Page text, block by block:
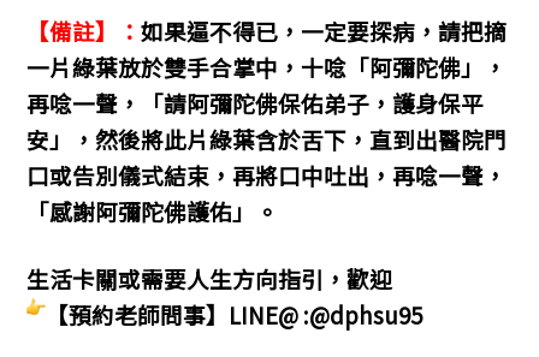
【備註】：如果逼不得已，一定要探病，請把摘
一片綠葉放於雙手合掌中，十唸「阿彌陀佛」，
再唸一聲，「請阿彌陀佛保佑弟子，護身保平
安」，然後將此片綠葉含於舌下，直到出醫院門
口或告別儀式結束，再將口中吐出，再唸一聲，
「感謝阿彌陀佛護佑 」。
生活卡關或需要人生方向指引，歡迎
【預約老師問事】LINE@ :@dphsu95